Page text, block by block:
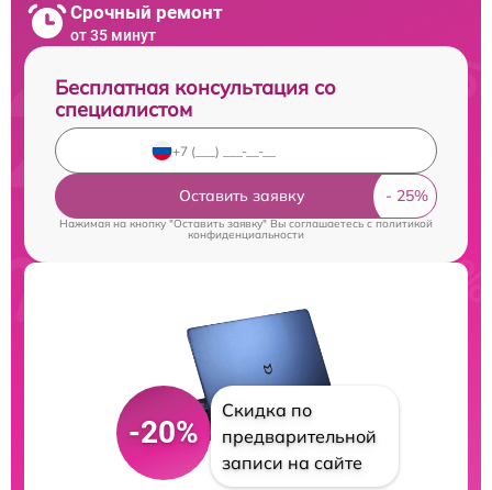
Срочный ремонт
от 35 минут
Бесплатная консультация со
специалистом
Оставить заявку
Нажимая на кнопку "Оставить заявку" Вы соглашаетесь c политикой
конфиденциальности
-20%
Скидка по
предварительной
записи на сайте